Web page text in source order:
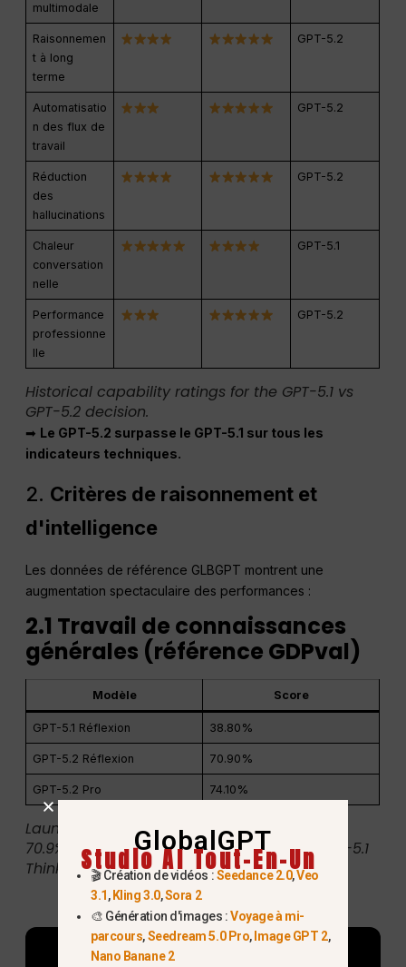
multimodale
Raisonnemen
t à long
terme
GPT-5.2
Automatisatio
n des flux de
travail
GPT-5.2
Réduction
des
hallucinations
GPT-5.2
Chaleur
conversation
nelle
GPT-5.1
Performance
professionne
lle
GPT-5.2
Historical capability ratings for the GPT-5.1 vs
GPT-5.2 decision.
➡ Le GPT-5.2 surpasse le GPT-5.1 sur tous les
indicateurs techniques.
2. Critères de raisonnement et
d'intelligence
Les données de référence GLBGPT montrent une
augmentation spectaculaire des performances :
2.1 Travail de connaissances
générales (référence GDPval)
Modèle Score
GPT-5.1 Réflexion 38.80%
GPT-5.2 Réflexion 70.90%
GPT-5.2 Pro 74.10%
Launch-era GDPval results. OpenAI reported
70.9% for GPT-5.2 Thinking and 38.8% for GPT-5.1
Thinking.
GlobalGPT
Studio AI Tout-En-Un
🎬 Création de vidéos :Seedance 2.0,Veo
3.1, Kling 3.0,Sora 2
🎨 Génération d'images :Voyage à mi-
parcours,Seedream 5.0 Pro, Image GPT 2,
Nano Banane 2